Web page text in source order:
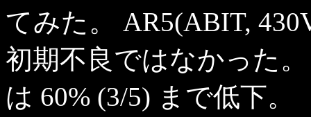
てみた。 AR5(ABIT,
初期不良ではなかった
は 60% (3/5) まで低下。